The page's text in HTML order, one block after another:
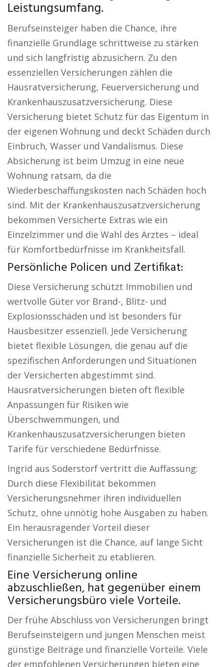
Leistungsumfang.
Berufseinsteiger haben die Chance, ihre
finanzielle Grundlage schrittweise zu stärken
und sich langfristig abzusichern. Zu den
essenziellen Versicherungen zählen die
Hausratversicherung, Feuerversicherung und
Krankenhauszusatzversicherung. Diese
Versicherung bietet Schutz für das Eigentum in
der eigenen Wohnung und deckt Schäden durch
Einbruch, Wasser und Vandalismus. Diese
Absicherung ist beim Umzug in eine neue
Wohnung ratsam, da die
Wiederbeschaffungskosten nach Schäden hoch
sind. Mit der Krankenhauszusatzversicherung
bekommen Versicherte Extras wie ein
Einzelzimmer und die Wahl des Arztes – ideal
für Komfortbedürfnisse im Krankheitsfall.
Persönliche Policen und Zertifikat:
Diese Versicherung schützt Immobilien und
wertvolle Güter vor Brand-, Blitz- und
Explosionsschäden und ist besonders für
Hausbesitzer essenziell. Jede Versicherung
bietet flexible Lösungen, die genau auf die
spezifischen Anforderungen und Situationen
der Versicherten abgestimmt sind.
Hausratversicherungen bieten oft flexible
Anpassungen für Risiken wie
Überschwemmungen, und
Krankenhauszusatzversicherungen bieten
Tarife für verschiedene Bedürfnisse.
Ingrid aus Soderstorf vertritt die Auffassung:
Durch diese Flexibilität bekommen
Versicherungsnehmer ihren individuellen
Schutz, ohne unnötig hohe Ausgaben zu haben.
Ein herausragender Vorteil dieser
Versicherungen ist die Chance, auf lange Sicht
finanzielle Sicherheit zu etablieren.
Eine Versicherung online
abzuschließen, hat gegenüber einem
Versicherungsbüro viele Vorteile.
Der frühe Abschluss von Versicherungen bringt
Berufseinsteigern und jungen Menschen meist
günstige Beiträge und finanzielle Vorteile. Viele
der empfohlenen Versicherungen bieten eine